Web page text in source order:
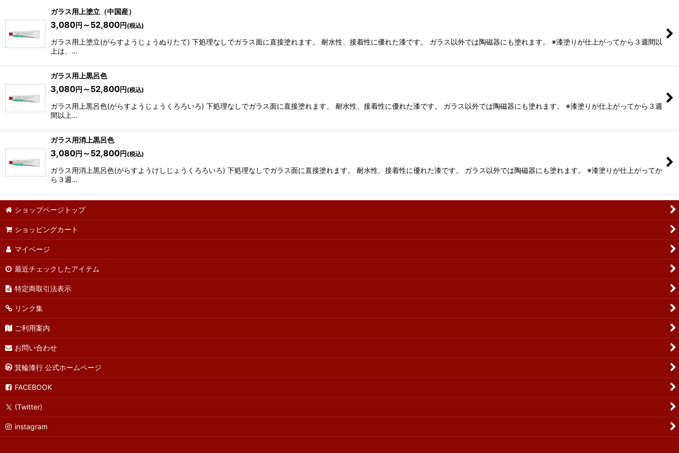
並び順:
ガラス用上塗立（中国産）
3,080円 ～52,800円 (税込)
ガラス用上塗立(がらすようじょうぬりたて) 下処理なしでガラス面に直接塗れます。 耐水性、接着性に優れた漆です。 ガラス以外では陶磁器にも塗れます。 ※漆塗りが仕上がってから３週間以
上は、…
ガラス用上黒呂色
3,080円 ～52,800円 (税込)
ガラス用上黒呂色(がらすようじょうくろろいろ) 下処理なしでガラス面に直接塗れます。 耐水性、接着性に優れた漆です。 ガラス以外では陶磁器にも塗れます。 ※漆塗りが仕上がってから３週
間以上…
ガラス用消上黒呂色
3,080円 ～52,800円 (税込)
ガラス用消上黒呂色(がらすようけしじょうくろろいろ) 下処理なしでガラス面に直接塗れます。 耐水性、接着性に優れた漆です。 ガラス以外では陶磁器にも塗れます。 ※漆塗りが仕上がってか
ら３週…
ショップページトップ
ショッピングカート
マイページ
最近チェックしたアイテム
特定商取引法表示
リンク集
ご利用案内
お問い合わせ
箕輪漆行 公式ホームページ
FACEBOOK
(Twitter)
instagram